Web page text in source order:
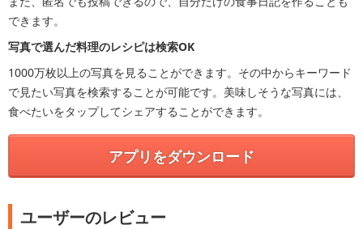
できます。
写真で選んだ料理のレシピは検索OK
1000万枚以上の写真を見ることができます。その中からキーワード
で見たい写真を検索することが可能です。美味しそうな写真には、
食べたいをタップしてシェアすることができます。
アプリをダウンロード
ユーザーのレビュー